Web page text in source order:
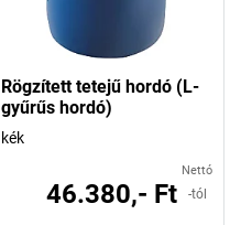
Rögzített tetejű hordó (L-
gyűrűs hordó)
kék
Nettó
46.380,- Ft -tól